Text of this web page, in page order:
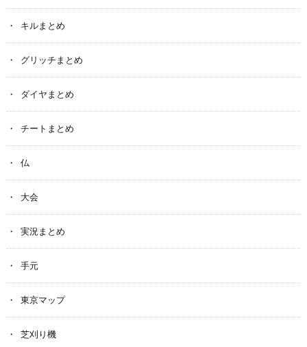
キルまとめ
グリッチまとめ
ダイヤまとめ
チートまとめ
仏
大会
実況まとめ
手元
東京マップ
芝刈り機